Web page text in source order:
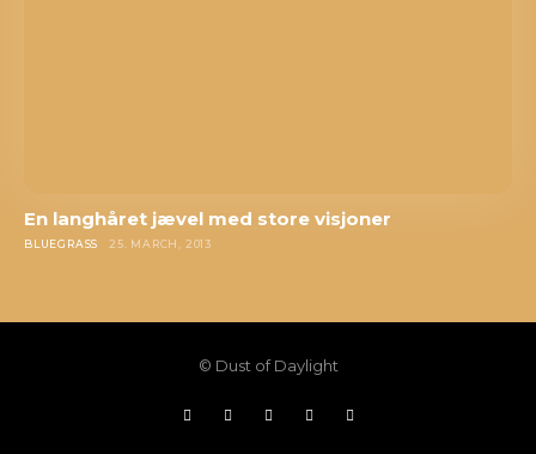
En langhåret jævel med store visjoner
BLUEGRASS 25. MARCH, 2013
© Dust of Daylight